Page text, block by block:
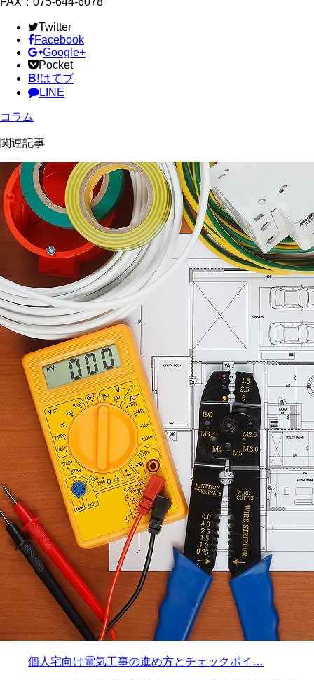
Twitter
Facebook
Google+
Pocket
B!はてブ
LINE
コラム
関連記事
個人宅向け電気工事の進め方とチェックポイ…